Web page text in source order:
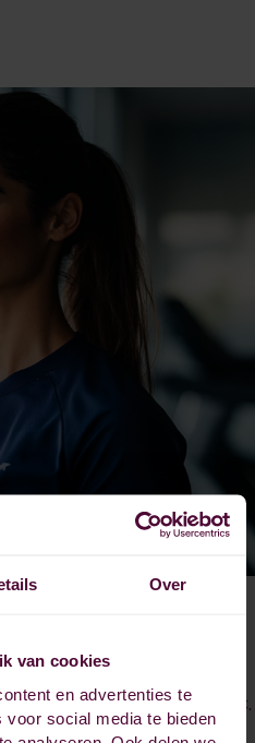
Over
van cookies
en advertenties te
social media te bieden
kun je in 1,5, 2 of 2,5 jaar
totale studielast van 80 EC.
de studiebelasting